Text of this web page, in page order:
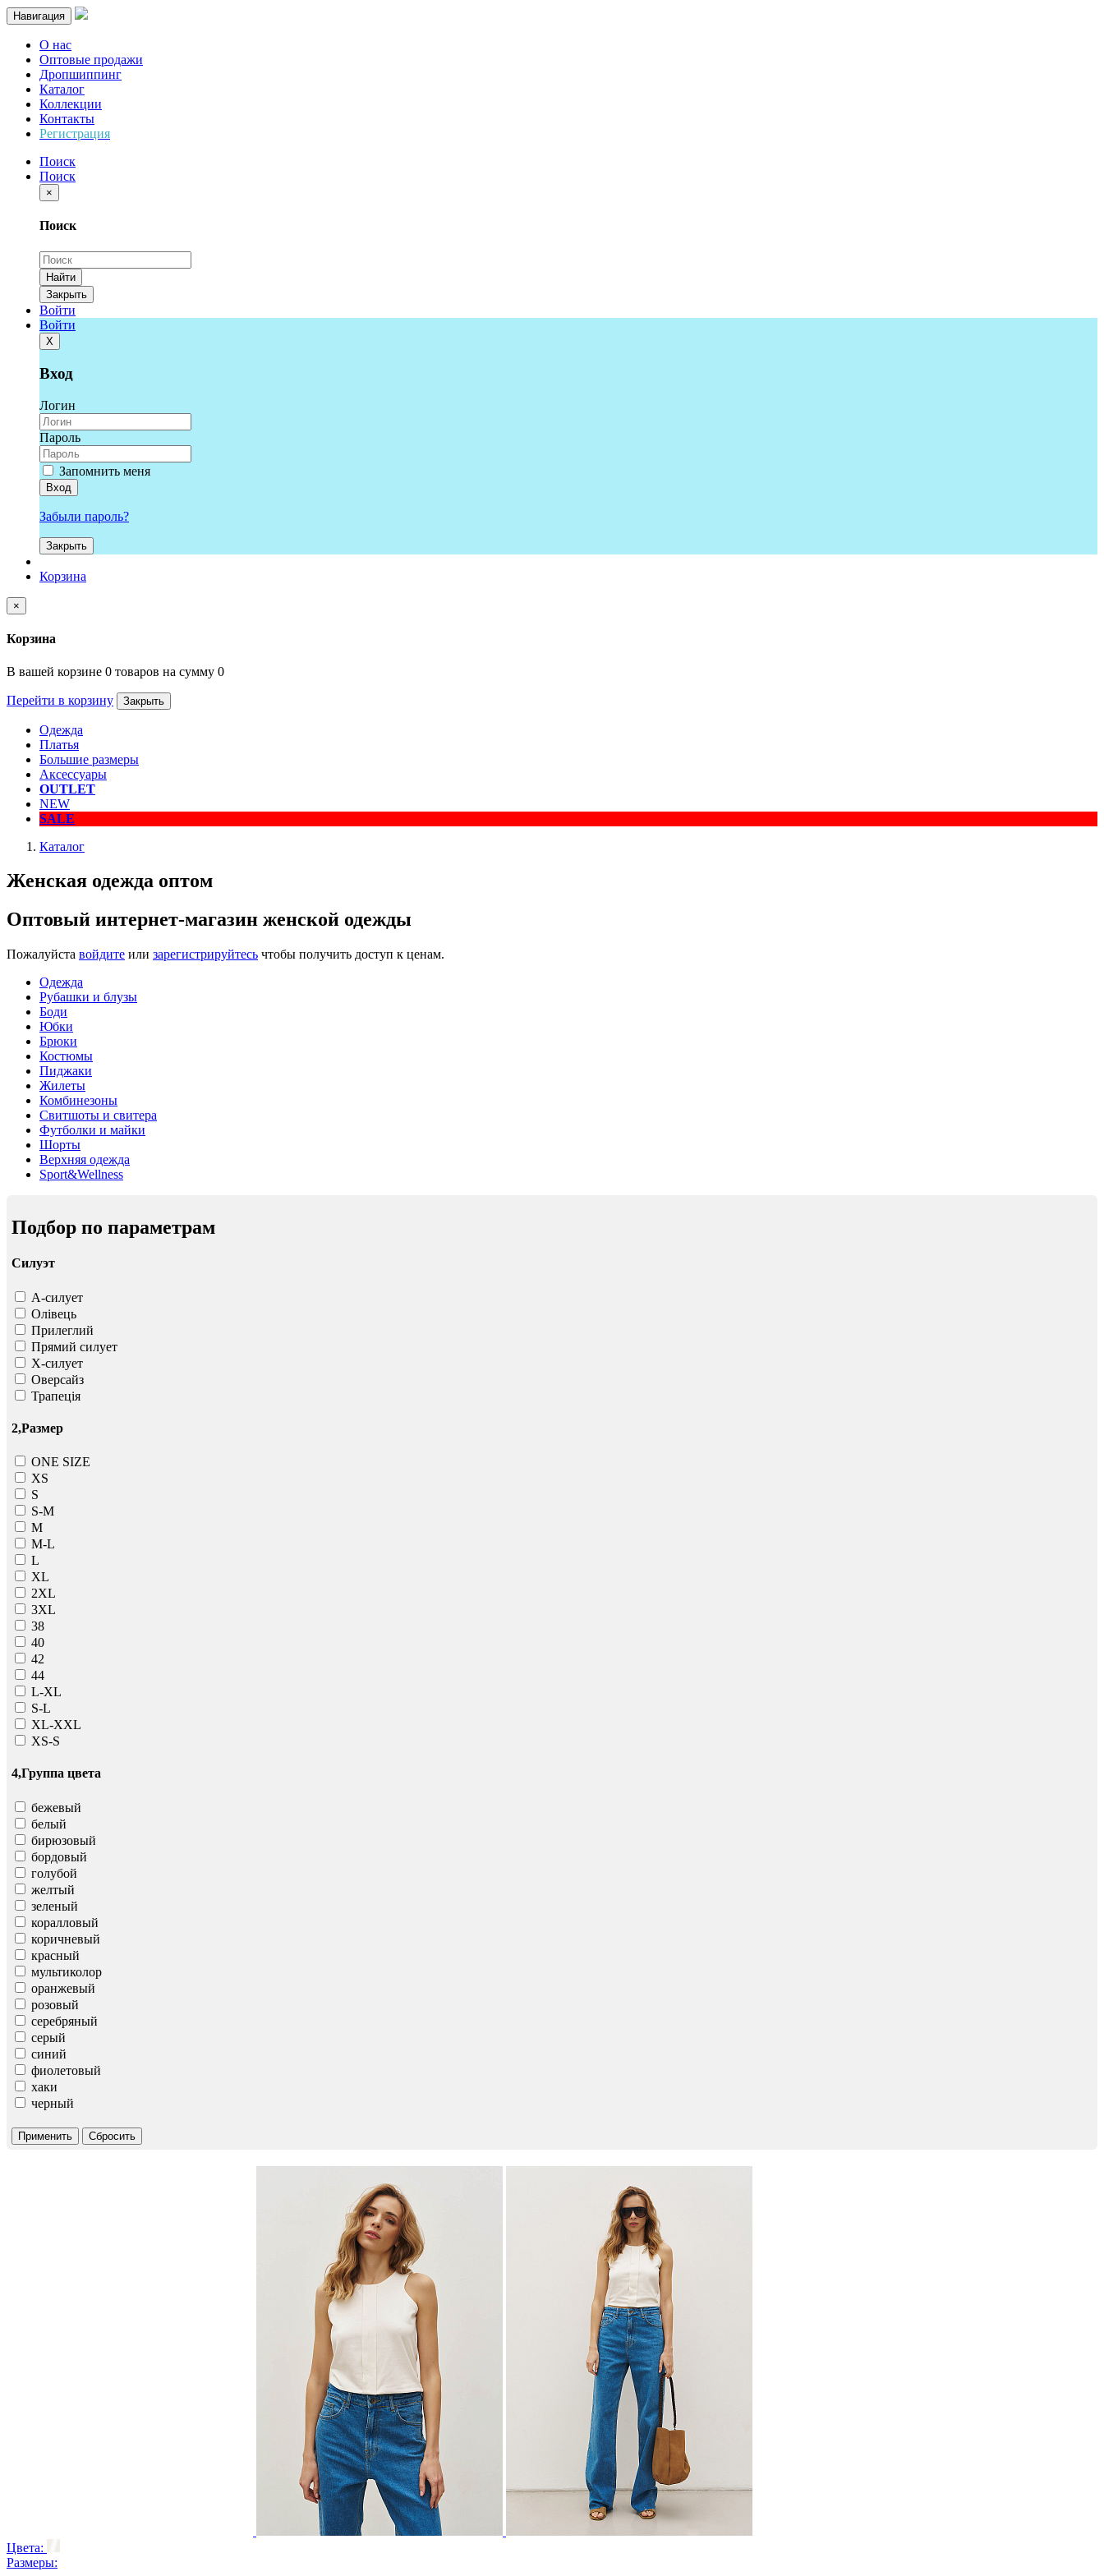
Навигация
О нас
Оптовые продажи
Дропшиппинг
Каталог
Коллекции
Контакты
Регистрация
Поиск
Поиск
×
Поиск
Найти
Закрыть
Войти
Войти
Х
Вход
Логин
Пароль
Запомнить меня
Вход
Забыли пароль?
Закрыть
Корзина
×
Корзина
В вашей корзине 0 товаров на сумму 0
Перейти в корзину Закрыть
Одежда
Платья
Большие размеры
Аксессуары
OUTLET
NEW
SALE
Каталог
Женская одежда оптом
Оптовый интернет-магазин женской одежды
Пожалуйста войдите или зарегистрируйтесь чтобы получить доступ к ценам.
Одежда
Рубашки и блузы
Боди
Юбки
Брюки
Костюмы
Пиджаки
Жилеты
Комбинезоны
Свитшоты и свитера
Футболки и майки
Шорты
Верхняя одежда
Sport&Wellness
Подбор по параметрам
Силуэт
А-силует
Олівець
Прилеглий
Прямий силует
Х-силует
Оверсайз
Трапеція
2,Размер
ONE SIZE
ХS
S
S-M
M
M-L
L
XL
2XL
3XL
38
40
42
44
L-XL
S-L
XL-XXL
XS-S
4,Группа цвета
бежевый
белый
бирюзовый
бордовый
голубой
желтый
зеленый
коралловый
коричневый
красный
мультиколор
оранжевый
розовый
серебряный
серый
синий
фиолетовый
хаки
черный
Применить Сбросить
Цвета:
Размеры: